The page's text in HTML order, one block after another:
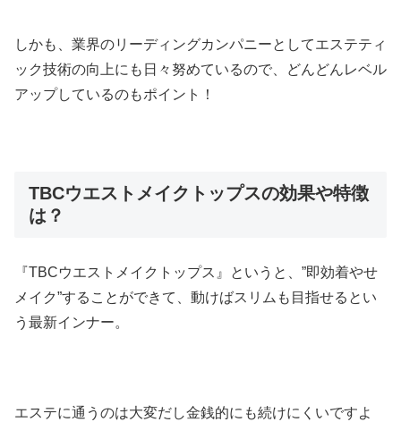
しかも、業界のリーディングカンパニーとしてエステティ
ック技術の向上にも日々努めているので、どんどんレベル
アップしているのもポイント！
TBCウエストメイクトップスの効果や特徴
は？
『TBCウエストメイクトップス』というと、”即効着やせ
メイク”することができて、動けばスリムも目指せるとい
う最新インナー。
エステに通うのは大変だし金銭的にも続けにくいですよ